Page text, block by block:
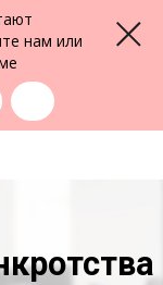
нам или